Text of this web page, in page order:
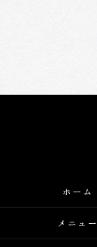
ホーム
メニュー